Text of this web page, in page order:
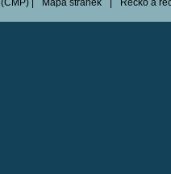
(CMP) Mapa stránek Řecko a